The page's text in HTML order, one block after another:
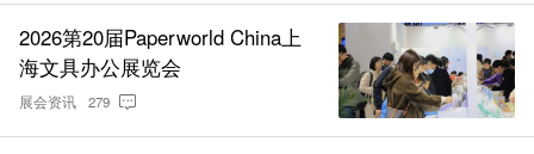
2026第20届Paperworld China上
海文具办公展览会
展会资讯 279